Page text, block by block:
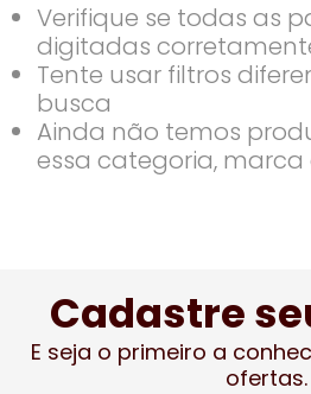
Verifique se todas as
digitadas
Tente usar filtros
busca
Ainda não temos
essa categoria,
Cadastre
E seja o primeiro a
ofertas.